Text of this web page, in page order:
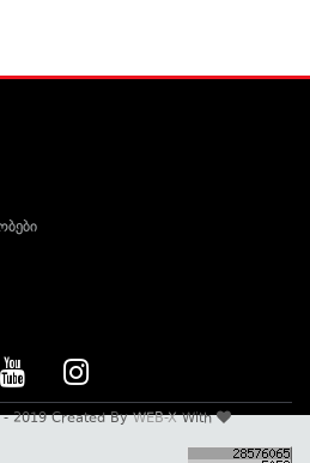
- 2019 Created ByWEB-XWith